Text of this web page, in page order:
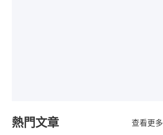
熱門文章 查看更多